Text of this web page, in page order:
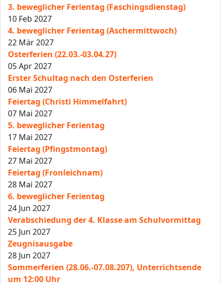
3. beweglicher Ferientag (Faschingsdienstag)
10 Feb 2027
4. beweglicher Ferientag (Aschermittwoch)
22 Mär 2027
Osterferien (22.03.-03.04.27)
05 Apr 2027
Erster Schultag nach den Osterferien
06 Mai 2027
Feiertag (Christi Himmelfahrt)
07 Mai 2027
5. beweglicher Ferientag
17 Mai 2027
Feiertag (Pfingstmontag)
27 Mai 2027
Feiertag (Fronleichnam)
28 Mai 2027
6. beweglicher Ferientag
24 Jun 2027
Verabschiedung der 4. Klasse am Schulvormittag
25 Jun 2027
Zeugnisausgabe
28 Jun 2027
Sommerferien (28.06.-07.08.207), Unterrichtsende
um 12:00 Uhr